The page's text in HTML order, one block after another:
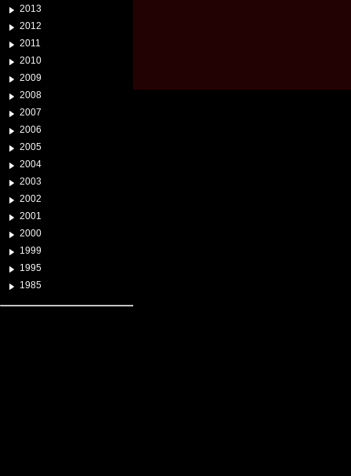
2013
2012
2011
2010
2009
2008
2007
2006
2005
2004
2003
2002
2001
2000
1999
1995
1985